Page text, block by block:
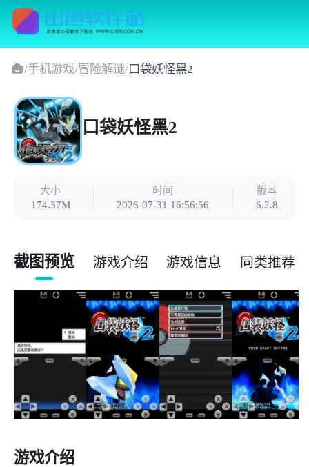
/手机游戏/冒险解谜/口袋妖怪黑2
口袋妖怪黑2
大小
174.37M
时间
2026-07-31 16:56:56
版本
6.2.8
截图预览 游戏介绍 游戏信息 同类推荐
游戏介绍